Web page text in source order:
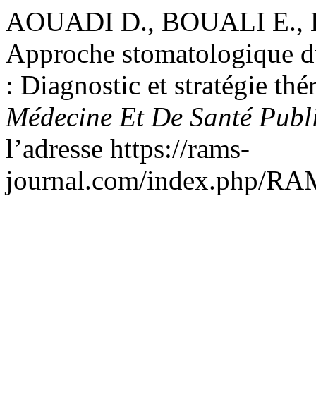
AOUADI D., BOUALI E.,
Approche stomatologique
: Diagnostic et stratégie
Médecine Et De Santé
l’adresse https://rams-
journal.com/index.php/